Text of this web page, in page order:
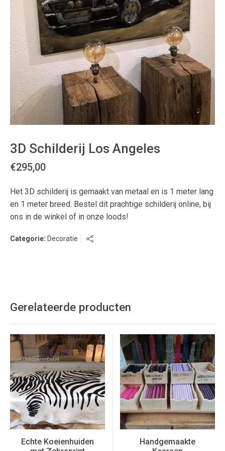
3D Schilderij Los Angeles
€295,00
Het 3D schilderij is gemaakt van metaal en is 1 meter lang
en 1 meter breed. Bestel dit prachtige schilderij online, bij
ons in de winkel of in onze loods!
Categorie: Decoratie
Gerelateerde producten
Echte Koeienhuiden
Handgemaakte